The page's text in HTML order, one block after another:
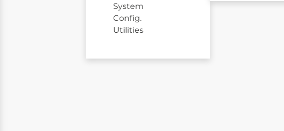
System
Config.
Utilities